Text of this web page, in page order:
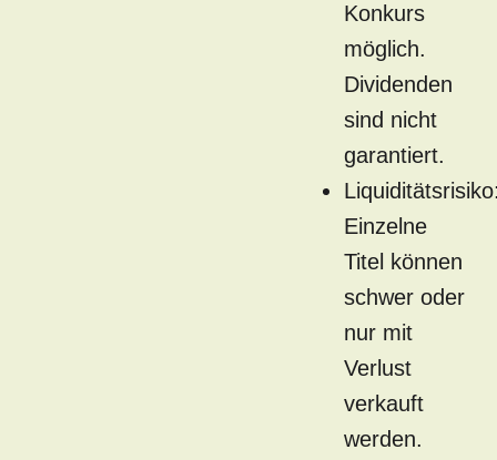
Konkurs
möglich.
Dividenden
sind nicht
garantiert.
Einzelne
Titel können
schwer oder
nur mit
Verlust
verkauft
werden.